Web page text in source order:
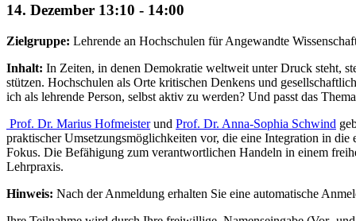
14. Dezember 13:10 - 14:00
Zielgruppe: Lehrende an Hochschulen für Angewandte
Inhalt: In Zeiten, in denen Demokratie weltweit unter Druck steht,
stützen. Hochschulen als Orte kritischen Denkens und
ich als lehrende Person, selbst aktiv zu werden? Und passt das
Prof. Dr. Marius Hofmeisterund Prof. Dr. Anna-Sophia Schwind
praktischer Umsetzungsmöglichkeiten vor, die eine Integration in
Fokus. Die Befähigung zum verantwortlichen Handeln in einem
Lehrpraxis.
Hinweis: Nach der Anmeldung erhalten Sie eine automatische